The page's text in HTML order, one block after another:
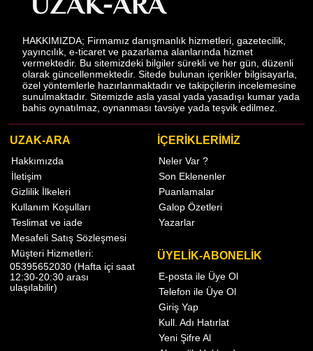
HAKKIMIZDA; Firmamız danışmanlık hizmetleri, gazetecilik,
yayıncılık, e-ticaret ve pazarlama alanlarında hizmet
vermektedir. Bu sitemizdeki bilgiler sürekli ve her gün, düzenli
olarak güncellenmektedir. Sitede bulunan içerikler bilgisayarla,
özel yöntemlerle hazırlanmaktadır ve takipçilerin incelemesine
sunulmaktadır. Sitemizde asla yasal yada yasadışı kumar yada
bahis oynatılmaz, oynanması tavsiye yada teşvik edilmez.
UZAK-ARA
Hakkımızda
İletişim
Gizlilik İlkeleri
Kullanım Koşulları
Teslimat ve iade
Mesafeli Satış Sözleşmesi
Müşteri Hizmetleri:
05395652030 (Hafta içi saat
12:30-20:30 arası
ulaşılabilir)
İÇERİKLERİMİZ
Neler Var ?
Son Eklenenler
Puanlamalar
Galop Özetleri
Yazarlar
ÜYELİK-ABONELİK
E-posta ile Üye Ol
Telefon ile Üye Ol
Giriş Yap
Kull. Adı Hatırlat
Yeni Şifre Al